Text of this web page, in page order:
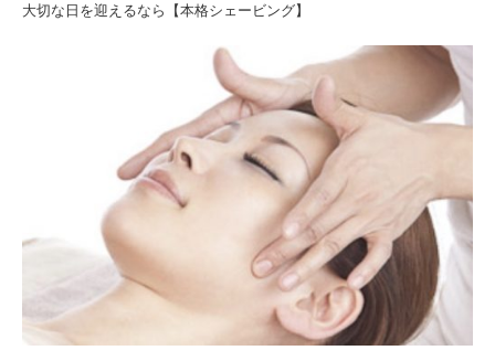
大切な日を迎えるなら【本格シェービング】